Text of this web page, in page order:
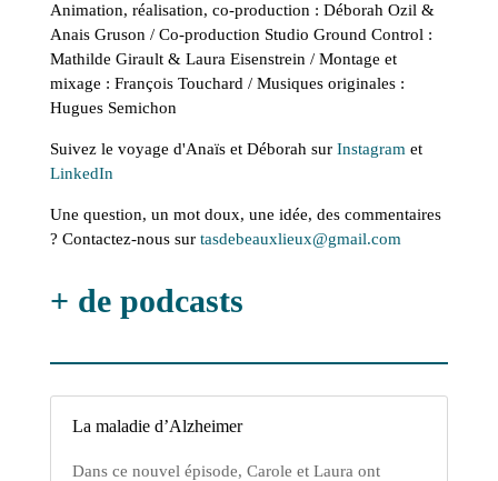
Animation, réalisation, co-production : Déborah Ozil &
Anais Gruson / Co-production Studio Ground Control :
Mathilde Girault & Laura Eisenstrein / Montage et
mixage : François Touchard / Musiques originales :
Hugues Semichon
Suivez le voyage d'Anaïs et Déborah sur Instagram et
LinkedIn
Une question, un mot doux, une idée, des commentaires
? Contactez-nous sur tasdebeauxlieux@gmail.com
+ de podcasts
La maladie d’Alzheimer
Dans ce nouvel épisode, Carole et Laura ont